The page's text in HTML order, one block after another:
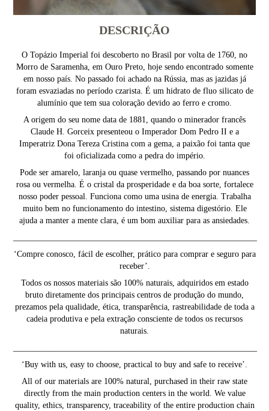
DESCRIÇÃO
O Topázio Imperial foi descoberto no Brasil por volta de 1760, no
Morro de Saramenha, em Ouro Preto, hoje sendo encontrado somente
em nosso país. No passado foi achado na Rússia, mas as jazidas já
foram esvaziadas no período czarista. É um hidrato de fluo silicato de
alumínio que tem sua coloração devido ao ferro e cromo.
A origem do seu nome data de 1881, quando o minerador francês
Claude H. Gorceix presenteou o Imperador Dom Pedro II e a
Imperatriz Dona Tereza Cristina com a gema, a paixão foi tanta que
foi oficializada como a pedra do império.
Pode ser amarelo, laranja ou quase vermelho, passando por nuances
rosa ou vermelha. É o cristal da prosperidade e da boa sorte, fortalece
nosso poder pessoal. Funciona como uma usina de energia. Trabalha
muito bem no funcionamento do intestino, sistema digestório. Ele
ajuda a manter a mente clara, é um bom auxiliar para as ansiedades.
‘Compre conosco, fácil de escolher, prático para comprar e seguro para
receber’.
Todos os nossos materiais são 100% naturais, adquiridos em estado
bruto diretamente dos principais centros de produção do mundo,
prezamos pela qualidade, ética, transparência, rastreabilidade de toda a
cadeia produtiva e pela extração consciente de todos os recursos
naturais.
‘Buy with us, easy to choose, practical to buy and safe to receive’.
All of our materials are 100% natural, purchased in their raw state
directly from the main production centers in the world. We value
quality, ethics, transparency, traceability of the entire production chain